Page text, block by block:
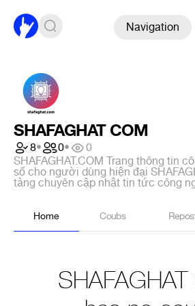
Navigation
SHAFAGHAT COM
8• 0•
0
SHAFAGHAT.COM Trang thông tin
số cho người dùng hiện đại
tảng chuyên cập nhật tin tức công
Home Coubs